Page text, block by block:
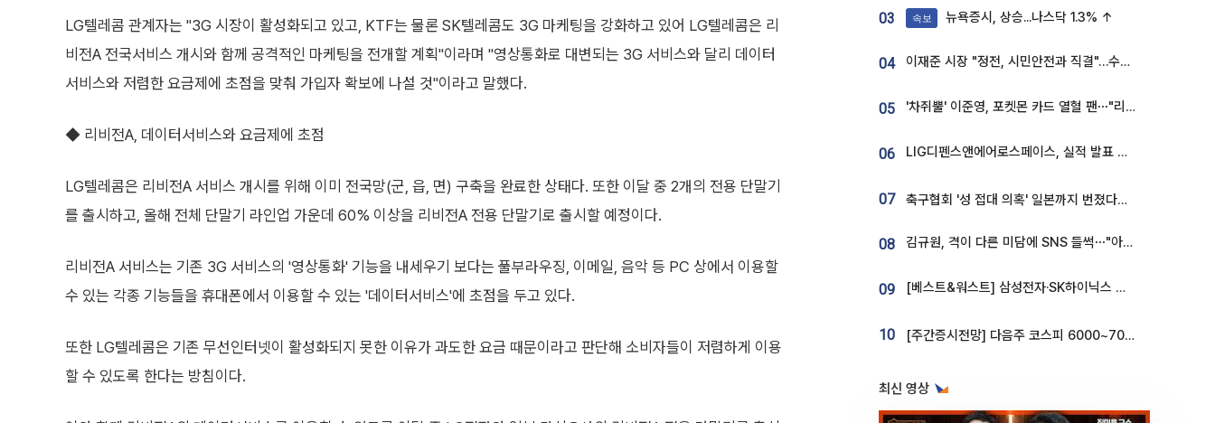
LG텔레콤 관계자는 "3G 시장이 활성화되고 있고, KTF는 물론 SK텔레콤도 3G 마케팅을 강화하고 있어 LG텔레콤은 리
비전A 전국서비스 개시와 함께 공격적인 마케팅을 전개할 계획"이라며 "영상통화로 대변되는 3G 서비스와 달리 데이터
서비스와 저렴한 요금제에 초점을 맞춰 가입자 확보에 나설 것"이라고 말했다.
◆ 리비전A, 데이터서비스와 요금제에 초점
LG텔레콤은 리비전A 서비스 개시를 위해 이미 전국망(군, 읍, 면) 구축을 완료한 상태다. 또한 이달 중 2개의 전용 단말기
를 출시하고, 올해 전체 단말기 라인업 가운데 60% 이상을 리비전A 전용 단말기로 출시할 예정이다.
리비전A 서비스는 기존 3G 서비스의 '영상통화' 기능을 내세우기 보다는 풀부라우징, 이메일, 음악 등 PC 상에서 이용할
수 있는 각종 기능들을 휴대폰에서 이용할 수 있는 '데이터서비스'에 초점을 두고 있다.
또한 LG텔레콤은 기존 무선인터넷이 활성화되지 못한 이유가 과도한 요금 때문이라고 판단해 소비자들이 저렴하게 이용
할 수 있도록 한다는 방침이다.
03 속보 뉴욕증시, 상승...나스닥 1.3% ↑
04 이재준 시장 "정전, 시민안전과 직결"…수원시 비상대응체계 가동
05 '차쥐뿔' 이준영, 포켓몬 카드 열혈 팬⋯"리셀러 처단할 것"
06 LIG디펜스앤에어로스페이스, 실적 발표 후 급락→반등⋯증권가 “28년까지 튼튼”
07 축구협회 '성 접대 의혹' 일본까지 번졌다…日 심판 실명 공개
08 김규원, 격이 다른 미담에 SNS 들썩⋯"아이 속옷 빨고 졸업식도 참석"
09 [베스트&워스트] 삼성전자·SK하이닉스 밀린 한 주…상상인증권은 85% 급등
10 [주간증시전망] 다음주 코스피 6000~7000⋯“外人 수급은 정책이 변수”
최신 영상